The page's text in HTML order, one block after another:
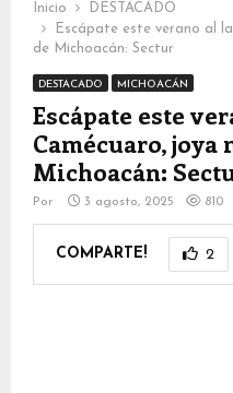
Inicio
DESTACADO
Escápate este verano al
de Michoacán: Sectur
DESTACADO MICHOACÁN
Escápate este
Camécuaro, joya
Michoacán:
Por 3 agosto, 2025 810
COMPARTE! 2